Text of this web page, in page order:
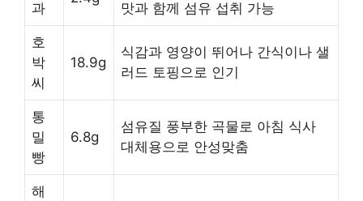
과
맛과 함께 섬유 섭취 가능
호
박
씨
18.9g
식감과 영양이 뛰어나 간식이나 샐
러드 토핑으로 인기
통
밀
빵
6.8g
섬유질 풍부한 곡물로 아침 식사
대체용으로 안성맞춤
해